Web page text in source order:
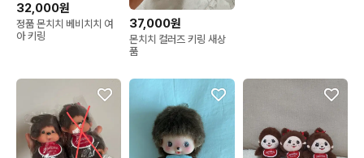
32,000원
정품 몬치치 베비치치 여
아 키링
37,000원
몬치치 컬러즈 키링 새상
품